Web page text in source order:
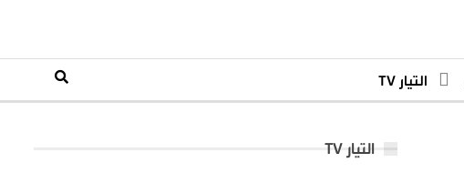
التيار TV
التيار TV